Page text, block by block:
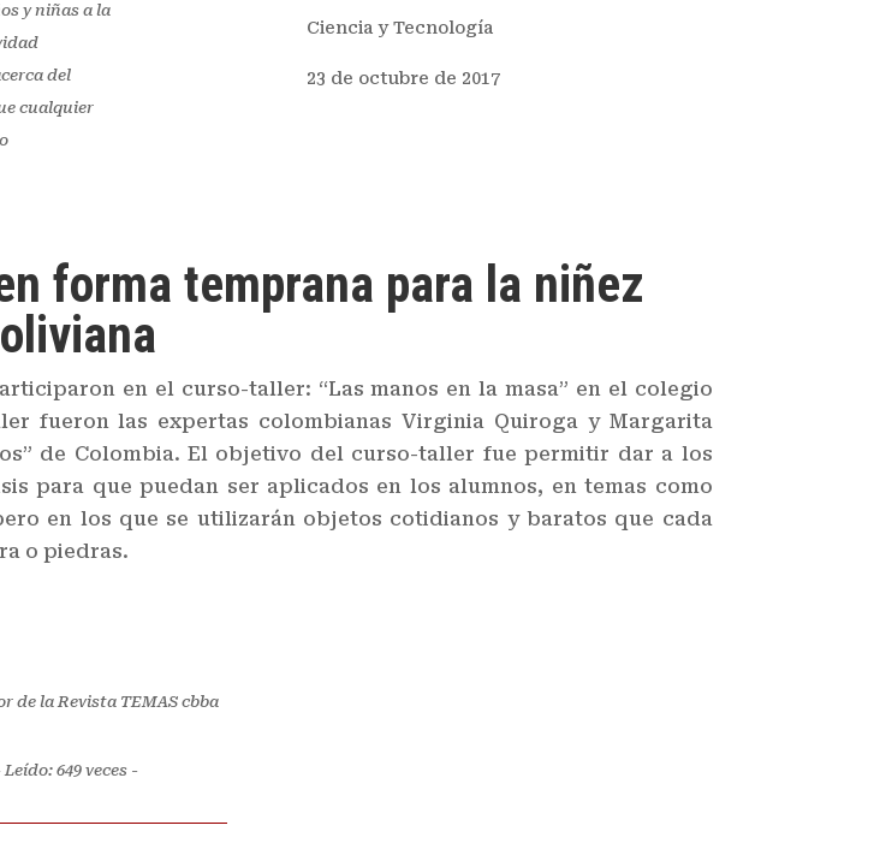
y niñas a la
del
cualquier
Ciencia y Tecnología
23 de octubre de 2017
forma temprana para la niñez
en el curso-taller: “Las manos en la masa” en el colegio
fueron las expertas colombianas Virginia Quiroga y Margarita
de Colombia. El objetivo del curso-taller fue permitir dar a los
para que puedan ser aplicados en los alumnos, en temas como
en los que se utilizarán objetos cotidianos y baratos que cada
o piedras.
de la Revista TEMAS cbba
Leído: 649veces -